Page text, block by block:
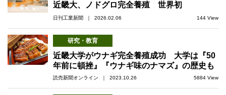
近畿大、ノドグロ完全養殖 世界初
日刊工業新聞 ｜ 2026.02.06 144 View
研究・教育
近畿大学がウナギ完全養殖成功 大学は『50
年前に頓挫』『ウナギ味のナマズ』の歴史も
読売新聞オンライン ｜ 2023.10.26 5884 View